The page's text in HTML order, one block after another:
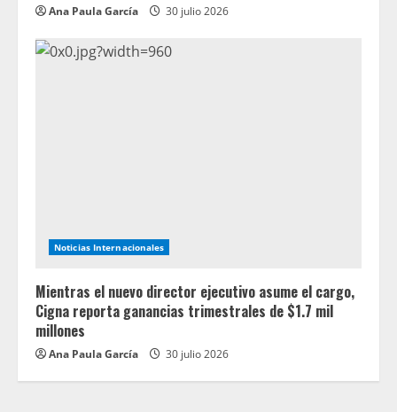
Ana Paula García 30 julio 2026
Noticias Internacionales
Mientras el nuevo director ejecutivo asume el cargo,
Cigna reporta ganancias trimestrales de $1.7 mil
millones
Ana Paula García 30 julio 2026